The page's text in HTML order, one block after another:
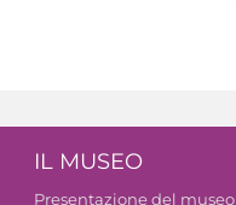
IL MUSEO
Presentazione del museo